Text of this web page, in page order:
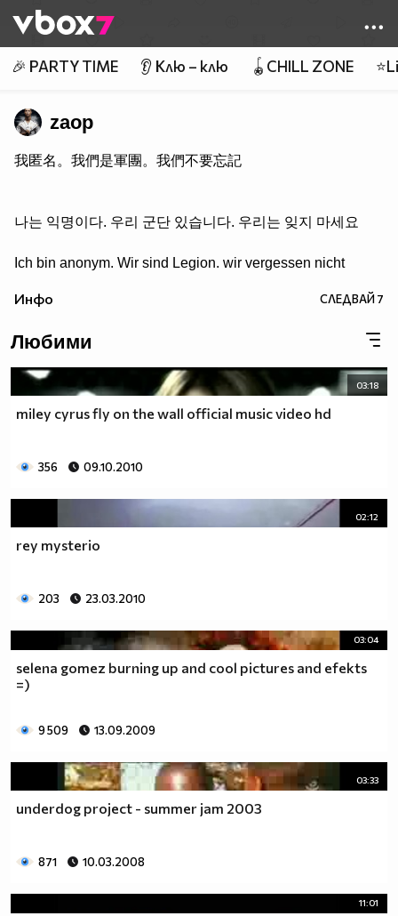
👾
🎉 PARTY TIME 👂 Клю – клю 🪀CHILL ZONE
zaop
我匿名。我們是軍團。我們不要忘記
나는 익명이다. 우리 군단 있습니다. 우리는 잊지 마세요
Ich bin anonym. Wir sind Legion. wir vergessen nicht
Инфо СЛЕДВАЙ7
Любими
03:18
miley cyrus fly on the wall official music video hd
356 09.10.2010
02:12
rey mysterio
203 23.03.2010
03:04
selena gomez burning up and cool pictures and efekts
=)
9 509 13.09.2009
03:33
underdog project - summer jam 2003
871 10.03.2008
11:01